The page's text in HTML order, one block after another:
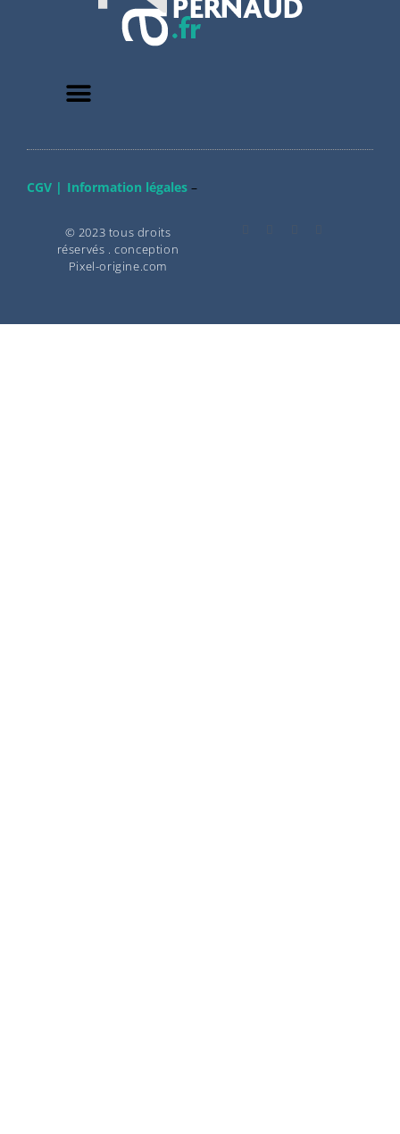
CGV | Information légales–
© 2023 tous droits
réservés . conception
Pixel-origine.com